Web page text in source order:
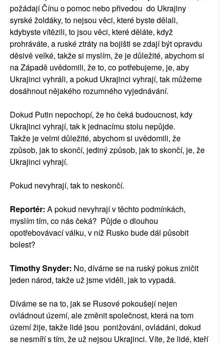
požádají Čínu o pomoc nebo přivedou do Ukrajiny
syrské žoldáky, to nejsou věci, které byste dělali,
kdybyste vítězili, to jsou věci, které děláte, když
prohráváte, a ruské ztráty na bojišti se zdají být opravdu
děsivě velké, takže si myslím, že je důležité, abychom si
na Západě uvědomili, že to, co potřebujeme, je, aby
Ukrajinci vyhráli, a pokud Ukrajinci vyhrají, tak můžeme
dosáhnout nějakého rozumného vyjednávání.
Dokud Putin nepochopí, že ho čeká budoucnost, kdy
Ukrajinci vyhrají, tak k jednacímu stolu nepůjde.
Takže je velmi důležité, abychom si uvědomili, že
způsob, jak to skončí, jediný způsob, jak to skončí, je, že
Ukrajinci vyhrají.
Pokud nevyhrají, tak to neskončí.
Reportér: A pokud nevyhrají v těchto podmínkách,
myslím tím, co nás čeká? Půjde o dlouhou
opotřebovávací válku, v níž Rusko bude dál působit
bolest?
Timothy Snyder: No, díváme se na ruský pokus zničit
jeden národ, takže už jsme viděli, jak to vypadá.
Díváme se na to, jak se Rusové pokoušejí nejen
ovládnout území, ale změnit společnost, která na tom
území žije, takže lidé jsou ponižováni, ovládáni, dokud
se nesmíří s tím, že už nejsou Ukrajinci. Víte, že lidé, kteří